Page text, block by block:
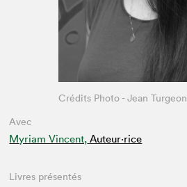
Avec
Myriam Vincent, Auteur·rice
Crédits Photo - Jean Turgeon
Livres présentés